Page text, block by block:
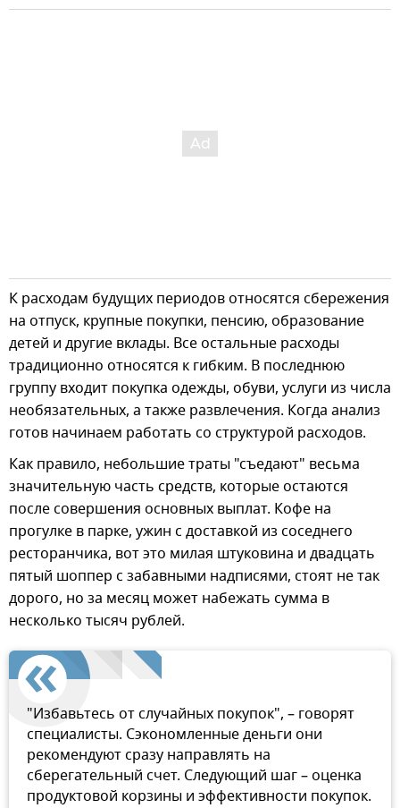
К расходам будущих периодов относятся сбережения
на отпуск, крупные покупки, пенсию, образование
детей и другие вклады. Все остальные расходы
традиционно относятся к гибким. В последнюю
группу входит покупка одежды, обуви, услуги из числа
необязательных, а также развлечения. Когда анализ
готов начинаем работать со структурой расходов.
Как правило, небольшие траты "съедают" весьма
значительную часть средств, которые остаются
после совершения основных выплат. Кофе на
прогулке в парке, ужин с доставкой из соседнего
ресторанчика, вот это милая штуковина и двадцать
пятый шоппер с забавными надписями, стоят не так
дорого, но за месяц может набежать сумма в
несколько тысяч рублей.
"Избавьтесь от случайных покупок", – говорят
специалисты. Сэкономленные деньги они
рекомендуют сразу направлять на
сберегательный счет. Следующий шаг – оценка
продуктовой корзины и эффективности покупок.